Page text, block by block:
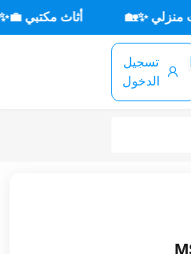
أثاث مكتبي 💼✨ 🌳
تسجيل
الدخول